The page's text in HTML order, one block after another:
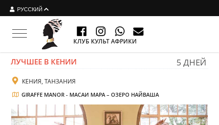
РУССКИЙ
Toggle navigation
КЛУБ КУЛЬТ АФРИКИ
ЛУЧШЕЕ В КЕНИИ 5 ДНЕЙ
КЕНИЯ, ТАНЗАНИЯ
GIRAFFE MANOR - МАСАИ МАРА – ОЗЕРО НАЙВАША